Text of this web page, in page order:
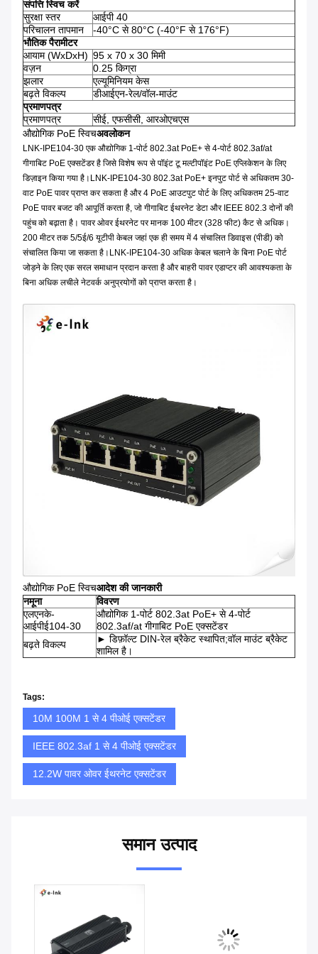
संपत्ति स्विच करें
सुरक्षा स्तर
आईपी ​​40
परिचालन तापमान
-40°C से 80°C (-40°F से 176°F)
भौतिक पैरामीटर
आयाम (WxDxH) 95 x 70 x 30 मिमी
वज़न
0.25 किग्रा
झलार
एल्यूमिनियम केस
बढ़ते विकल्प
डीआईएन-रेल/वॉल-माउंट
प्रमाणपत्र
प्रमाणपत्र
सीई, एफसीसी, आरओएचएस
औद्योगिक PoE स्विचअवलोकन
LNK-IPE104-30 एक औद्योगिक 1-पोर्ट 802.3at PoE+ से 4-पोर्ट 802.3af/at
गीगाबिट PoE एक्सटेंडर है जिसे विशेष रूप से पॉइंट टू मल्टीपॉइंट PoE एप्लिकेशन के लिए
डिज़ाइन किया गया है।LNK-IPE104-30 802.3at PoE+ इनपुट पोर्ट से अधिकतम 30-
वाट PoE पावर प्राप्त कर सकता है और 4 PoE आउटपुट पोर्ट के लिए अधिकतम 25-वाट
PoE पावर बजट की आपूर्ति करता है, जो गीगाबिट ईथरनेट डेटा और IEEE 802.3 दोनों की
पहुंच को बढ़ाता है। पावर ओवर ईथरनेट पर मानक 100 मीटर (328 फीट) कैट से अधिक।
200 मीटर तक 5/5ई/6 यूटीपी केबल जहां एक ही समय में 4 संचालित डिवाइस (पीडी) को
संचालित किया जा सकता है।LNK-IPE104-30 अधिक केबल चलाने के बिना PoE पोर्ट
जोड़ने के लिए एक सरल समाधान प्रदान करता है और बाहरी पावर एडाप्टर की आवश्यकता के
बिना अधिक लचीले नेटवर्क अनुप्रयोगों को प्राप्त करता है।
औद्योगिक PoE स्विचआदेश की जानकारी
नमूना
विवरण
एलएनके-
आईपीई104-30
औद्योगिक 1-पोर्ट 802.3at PoE+ से 4-पोर्ट
802.3af/at गीगाबिट PoE एक्सटेंडर
बढ़ते विकल्प
► डिफ़ॉल्ट DIN-रेल ब्रैकेट स्थापित;वॉल माउंट ब्रैकेट
शामिल है।
Tags:
10M 100M 1 से 4 पीओई एक्सटेंडर
IEEE 802.3af 1 से 4 पीओई एक्सटेंडर
12.2W पावर ओवर ईथरनेट एक्सटेंडर
समान उत्पाद